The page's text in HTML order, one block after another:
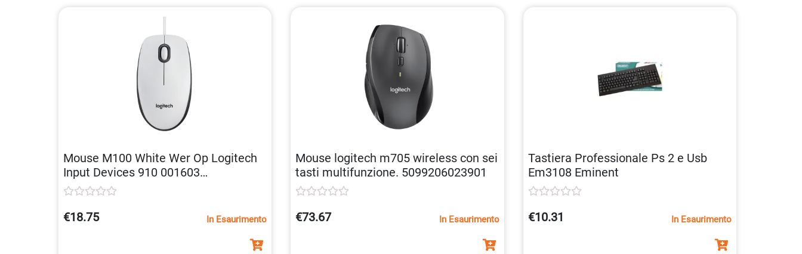
Mouse M100 White Wer Op Logitech
Input Devices 910 001603
5099206019133
€18.75 In Esaurimento
Mouse logitech m705 wireless con sei
tasti multifunzione. 5099206023901
€73.67 In Esaurimento
Tastiera Professionale Ps 2 e Usb
Em3108 Eminent
€10.31 In Esaurimento